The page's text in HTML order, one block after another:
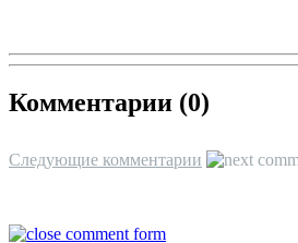
Комментарии (0)
Следующие комментарии